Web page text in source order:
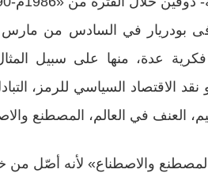
عدة، منها على سبيل
نقد الاقتصاد السياسي للرمز،
العنف في العالم، المصطنع
والاصطناع» لأنه أصّل